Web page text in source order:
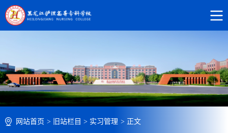
网站首页 > 旧站栏目 > 实习管理 > 正文